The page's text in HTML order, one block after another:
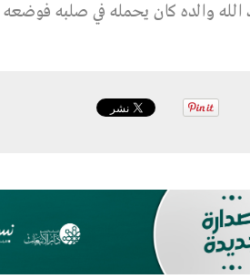
الله والده كان يحمله في صلبه